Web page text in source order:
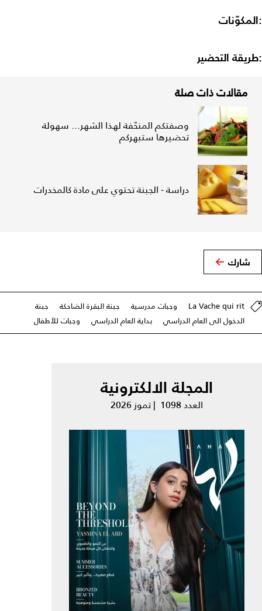
:المكوّنات
:طريقة التحضير
مقالات ذات صلة
وصفتكم المنحّفة لهذا الشهر... سهولة
تحضيرها ستبهركم
دراسة - الجبنة تحتوي على مادة كالمخدرات
شارك
La Vache qui rit وجبات مدرسية جبنة البقرة الضاحكة
جبنة
الدخول الى العام الدراسي
بداية العام الدراسي وجبات للأطفال
المجلة الالكترونية
العدد 1098 | تموز 2026